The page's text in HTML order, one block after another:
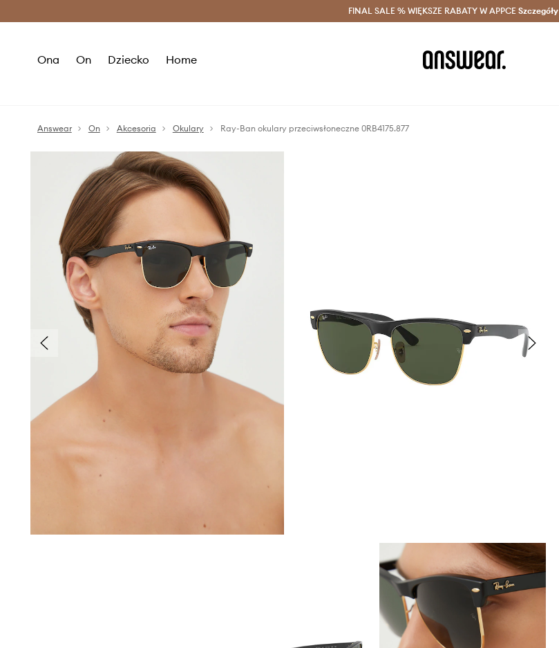
Oszczędzaj z Answear Club > Dostawa nawet w 24h >
FINAL SALE % WIĘKSZE RABATY W APPCE Szczegóły
Ona On Dziecko Home
Answear On Akcesoria Okulary Ray-Ban okulary przeciwsłoneczne 0RB4175.877